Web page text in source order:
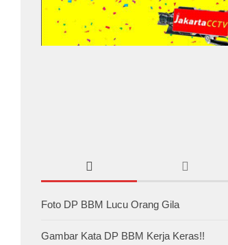
Foto DP BBM Lucu Orang Gila
Gambar Kata DP BBM Kerja Keras!!